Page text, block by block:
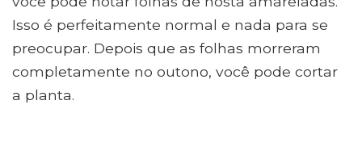
Isso é perfeitamente normal e nada para se
preocupar. Depois que as folhas morreram
completamente no outono, você pode cortar
a planta.